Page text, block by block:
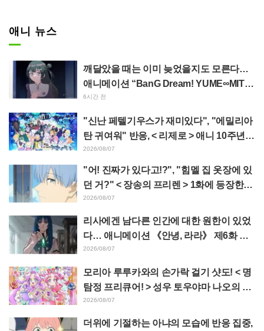
‘세로 배꼽’이 그려져 있어, 캐릭터
마다의 섬세한 개성 차이가 표현되
어 있다.
애니 뉴스
깨달았을 때는 이미 늦었을지도 모른다…
애니메이션 “BanG Dream! YUME∞MITA”
제8화, 줄거리·스틸컷 공개
6시간 전
"신난 페텔기우스가 재미있다", "에밀리아
탄 귀여워" 반응, < 리제로 > 애니 10주년
기념 이벤트 비주얼 공개
2026/08/07
"어! 진짜가 있다고!?", "힘멜 집 옷장에 있
던 거?" < 장송의 프리렌 > 1화에 등장한
'암흑룡의 뿔' 공개에 팬들 경악
2026/08/07
리사에겐 남다른 인간에 대한 원한이 있었
다… 애니메이션 《안녕, 라라》 제6화 줄
거리·선공개 컷 공개
2026/08/07
모리아 루루카와의 손가락 걸기 샷도! < 명
탐정 프리큐어! > 성우 토우야마 나오의 드
림 스테이지 관람 보고에 "W 아르카나다"
반응
2026/08/07
더위에 기절하는 아냐의 모습에 반응 집중,